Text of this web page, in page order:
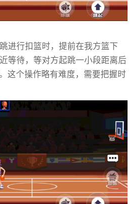
进行扣篮时，提前在我方篮下
等待，等对方起跳一小段距离后
这个操作略有难度，需要把握时